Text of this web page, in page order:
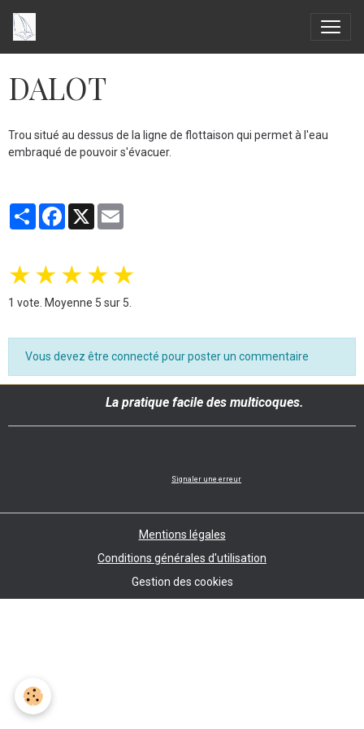
DALOT
Trou situé au dessus de la ligne de flottaison qui permet à l'eau
embraqué de pouvoir s'évacuer.
PartagerFacebook
X
★★★★★
1 vote. Moyenne 5 sur 5.
Vous devez être connecté pour poster un commentaire
La pratique facile des multicoques.
Signaler une erreur
Mentions légales
Conditions générales d'utilisation
Gestion des cookies